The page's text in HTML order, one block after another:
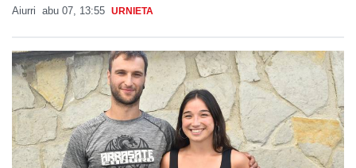
Aiurri abu 07, 13:55 URNIETA